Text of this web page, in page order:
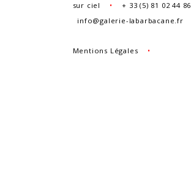
sur ciel • + 33 (5) 81 02 44 86
info@galerie-labarbacane.fr
Mentions Légales •